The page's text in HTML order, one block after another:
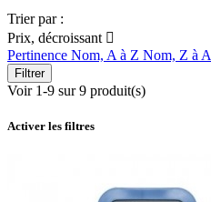
Trier par :
Prix, décroissant 
Pertinence Nom, A à Z Nom, Z à A
Filtrer
Voir 1-9 sur 9 produit(s)
Activer les filtres